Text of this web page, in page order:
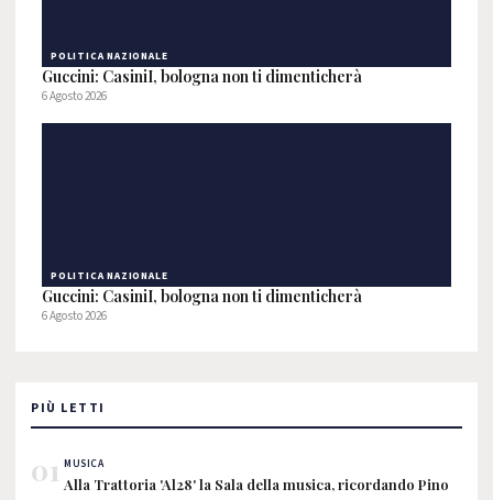
POLITICA NAZIONALE
Guccini: CasiniI, bologna non ti dimenticherà
6 Agosto 2026
POLITICA NAZIONALE
Guccini: CasiniI, bologna non ti dimenticherà
6 Agosto 2026
PIÙ LETTI
01 MUSICA
Alla Trattoria 'Al28' la Sala della musica, ricordando Pino